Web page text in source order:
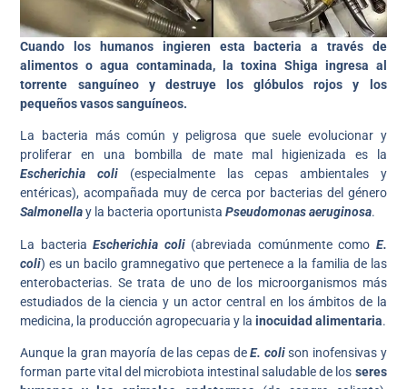
Cuando los humanos ingieren esta bacteria a través de
alimentos o agua contaminada, la toxina Shiga ingresa al
torrente sanguíneo y destruye los glóbulos rojos y los
pequeños vasos sanguíneos.
La bacteria más común y peligrosa que suele evolucionar y
proliferar en una bombilla de mate mal higienizada es la
Escherichia coli (especialmente las cepas ambientales y
entéricas), acompañada muy de cerca por bacterias del género
Salmonellay la bacteria oportunistaPseudomonas aeruginosa.
La bacteriaEscherichia coli(abreviada comúnmente como E.
coli) es un bacilo gramnegativo que pertenece a la familia de las
enterobacterias. Se trata de uno de los microorganismos más
estudiados de la ciencia y un actor central en los ámbitos de la
medicina, la producción agropecuaria y lainocuidad alimentaria.
Aunque la gran mayoría de las cepas de E. coli son inofensivas y
forman parte vital del microbiota intestinal saludable de los seres